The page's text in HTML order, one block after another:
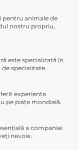
pentru animale de
nostru propriu,
este specializată în
specialitate.
experiența
pe piața mondială.
a companiei
nevoie.